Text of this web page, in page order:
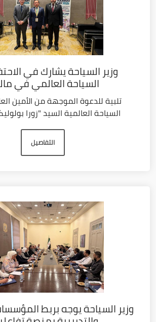
وزير السياحة يشارك في
السياحة العالمي في
تلبية للدعوة الموجهة من الأمين
السياحة العالمية السيد "زورا
التفاصيل
وزير السياحة يوجه بربط